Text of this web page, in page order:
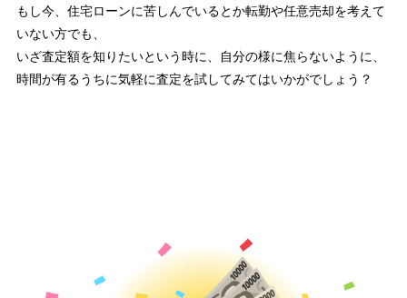
もし今、住宅ローンに苦しんでいるとか転勤や任意売却を考えて
いない方でも、
いざ査定額を知りたいという時に、自分の様に焦らないように、
時間が有るうちに気軽に査定を試してみてはいかがでしょう？